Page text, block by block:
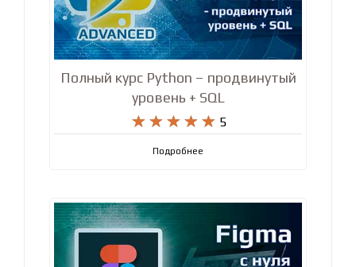
Полный курс Python – продвинутый
уровень + SQL
    
     5
Подробнее